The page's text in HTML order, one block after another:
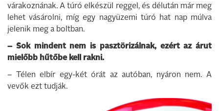
várakoznának. A túró elkészül reggel, és délután már meg
lehet vásárolni, míg egy nagyüzemi túró hat nap múlva
jelenik meg a boltban.
– Sok mindent nem is pasztörizálnak, ezért az árut
mielőbb hűtőbe kell rakni.
– Télen elbír egy-két órát az autóban, nyáron nem. A
vevők ezt tudják.